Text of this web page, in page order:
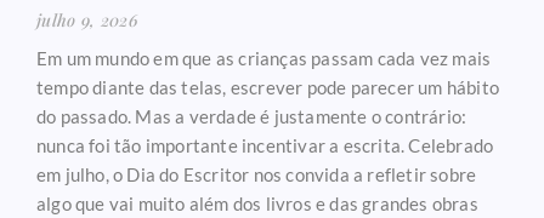
julho 9, 2026
Em um mundo em que as crianças passam cada vez mais
tempo diante das telas, escrever pode parecer um hábito
do passado. Mas a verdade é justamente o contrário:
nunca foi tão importante incentivar a escrita. Celebrado
em julho, o Dia do Escritor nos convida a refletir sobre
algo que vai muito além dos livros e das grandes obras